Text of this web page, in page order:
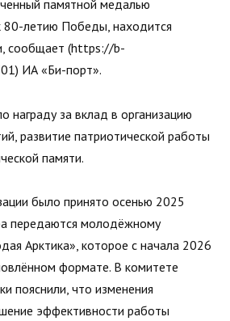
памятной медалью
80-летию Победы, находится
сообщает (https://b-
ИА «Би-порт».
награду за вклад в организацию
развитие патриотической работы
памяти.
было принято осенью 2025
передаются молодёжному
Арктика», которое с начала 2026
формате. В комитете
пояснили, что изменения
эффективности работы